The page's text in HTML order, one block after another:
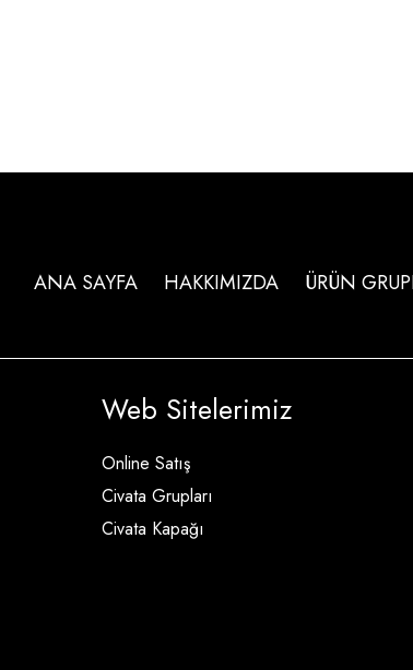
ANA SAYFA HAKKIMIZDA ÜRÜN
Web Sitelerimiz
Online Satış
Civata Grupları
Civata Kapağı